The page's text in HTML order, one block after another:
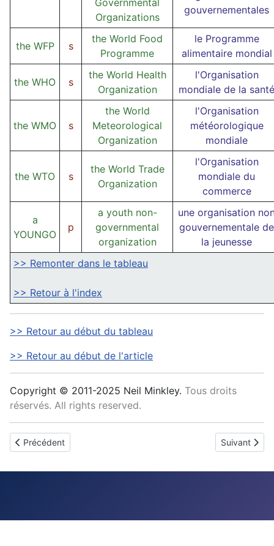
Governmental
Organizations
gouvernementales
the WFP s
the World Food
Programme
le Programme
alimentaire mondial
the WHO s
the World Health
Organization
l'Organisation
mondiale de la santé
the WMO s
the World
Meteorological
Organization
l'Organisation
météorologique
mondiale
the WTO s
the World Trade
Organization
l'Organisation
mondiale du
commerce
a
YOUNGO
p
a youth non-
governmental
organization
une organisation
gouvernementale de
la jeunesse
>> Remonter dans le tableau
>> Retour à l'index
>> Retour au début du tableau
>> Retour au début de l'article
Copyright © 2011-2025 Neil Minkley. Tous droits
réservés. All rights reserved.
Article précédent : Abréviations - Organisation des entreprises
Précédent Article
Suivant